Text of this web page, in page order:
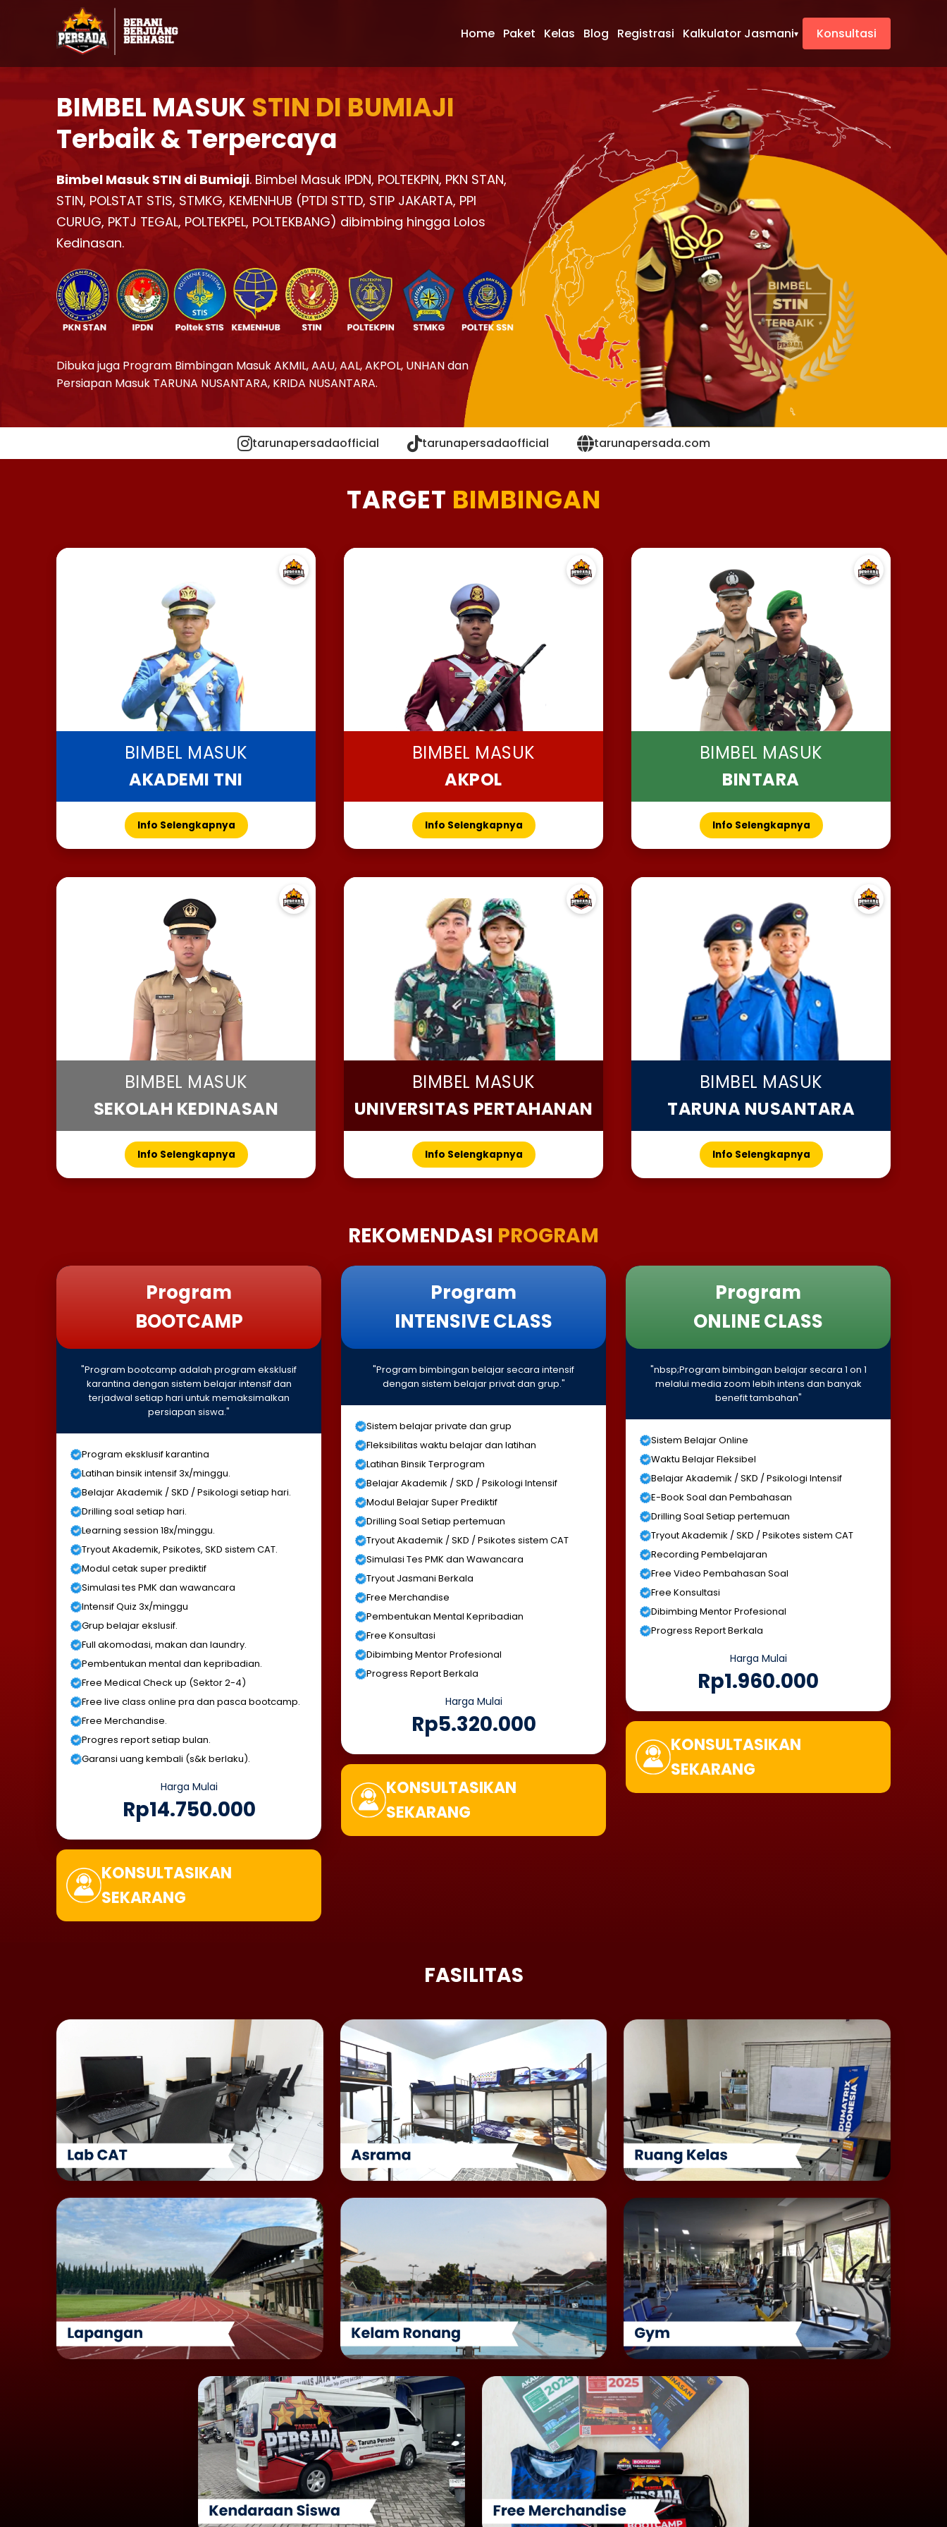
Home Paket Kelas Blog Registrasi Kalkulator Jasmani▾ Konsultasi
BIMBEL MASUK STIN DI BUMIAJI
Terbaik & Terpercaya
Bimbel Masuk STIN di Bumiaji. Bimbel Masuk IPDN, POLTEKPIN, PKN STAN,
STIN, POLSTAT STIS, STMKG, KEMENHUB (PTDI STTD, STIP JAKARTA, PPI
CURUG, PKTJ TEGAL, POLTEKPEL, POLTEKBANG) dibimbing hingga Lolos
Kedinasan.
Dibuka juga Program Bimbingan Masuk AKMIL, AAU, AAL, AKPOL, UNHAN dan
Persiapan Masuk TARUNA NUSANTARA, KRIDA NUSANTARA.
tarunapersadaofficial tarunapersadaofficial tarunapersada.com
TARGET BIMBINGAN
BIMBEL MASUK
AKADEMI TNI
Info Selengkapnya
BIMBEL MASUK
AKPOL
Info Selengkapnya
BIMBEL MASUK
BINTARA
Info Selengkapnya
BIMBEL MASUK
SEKOLAH KEDINASAN
Info Selengkapnya
BIMBEL MASUK
UNIVERSITAS PERTAHANAN
Info Selengkapnya
BIMBEL MASUK
TARUNA NUSANTARA
Info Selengkapnya
REKOMENDASI PROGRAM
Program
BOOTCAMP
"Program bootcamp adalah program eksklusif
karantina dengan sistem belajar intensif dan
terjadwal setiap hari untuk memaksimalkan
persiapan siswa."
Program eksklusif karantina
Latihan binsik intensif 3x/minggu.
Belajar Akademik / SKD / Psikologi setiap hari.
Drilling soal setiap hari.
Learning session 18x/minggu.
Tryout Akademik, Psikotes, SKD sistem CAT.
Modul cetak super prediktif
Simulasi tes PMK dan wawancara
Intensif Quiz 3x/minggu
Grup belajar ekslusif.
Full akomodasi, makan dan laundry.
Pembentukan mental dan kepribadian.
Free Medical Check up (Sektor 2-4)
Free live class online pra dan pasca bootcamp.
Free Merchandise.
Progres report setiap bulan.
Garansi uang kembali (s&k berlaku).
Harga Mulai
Rp14.750.000
KONSULTASIKAN
SEKARANG
Program
INTENSIVE CLASS
"Program bimbingan belajar secara intensif
dengan sistem belajar privat dan grup."
Sistem belajar private dan grup
Fleksibilitas waktu belajar dan latihan
Latihan Binsik Terprogram
Belajar Akademik / SKD / Psikologi Intensif
Modul Belajar Super Prediktif
Drilling Soal Setiap pertemuan
Tryout Akademik / SKD / Psikotes sistem CAT
Simulasi Tes PMK dan Wawancara
Tryout Jasmani Berkala
Free Merchandise
Pembentukan Mental Kepribadian
Free Konsultasi
Dibimbing Mentor Profesional
Progress Report Berkala
Harga Mulai
Rp5.320.000
KONSULTASIKAN
SEKARANG
Program
ONLINE CLASS
"nbsp;Program bimbingan belajar secara 1 on 1
melalui media zoom lebih intens dan banyak
benefit tambahan"
Sistem Belajar Online
Waktu Belajar Fleksibel
Belajar Akademik / SKD / Psikologi Intensif
E-Book Soal dan Pembahasan
Drilling Soal Setiap pertemuan
Tryout Akademik / SKD / Psikotes sistem CAT
Recording Pembelajaran
Free Video Pembahasan Soal
Free Konsultasi
Dibimbing Mentor Profesional
Progress Report Berkala
Harga Mulai
Rp1.960.000
KONSULTASIKAN
SEKARANG
FASILITAS